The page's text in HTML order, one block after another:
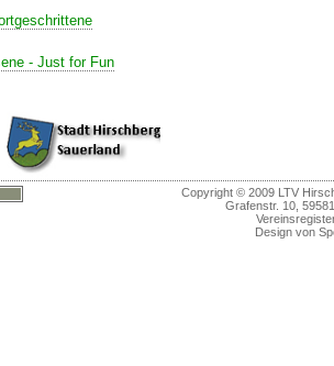
- Just for Fun
Copyright © 2009 LTV
Grafenstr. 10,
Design von